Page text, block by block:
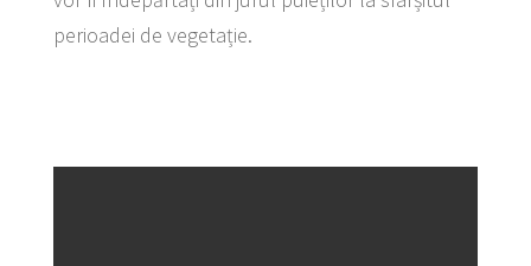
perioadei de vegetație.